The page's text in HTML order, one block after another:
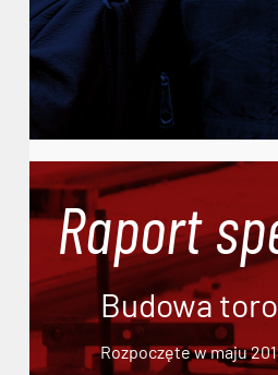
Raport
Budowa
Rozpoczęte w maju